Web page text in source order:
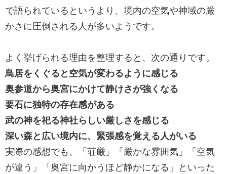
で語られているというより、境内の空気や神域の厳
かさに圧倒される人が多いようです。
よく挙げられる理由を整理すると、次の通りです。
鳥居をくぐると空気が変わるように感じる
奥参道から奥宮にかけて静けさが強くなる
要石に独特の存在感がある
武の神を祀る神社らしい厳しさを感じる
深い森と広い境内に、緊張感を覚える人がいる
実際の感想でも、「荘厳」「厳かな雰囲気」「空気
が違う」「奥宮に向かうほど静かになる」といった